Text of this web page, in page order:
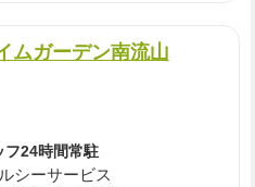
ムガーデン南流山
フ24時間常駐
シーサービス